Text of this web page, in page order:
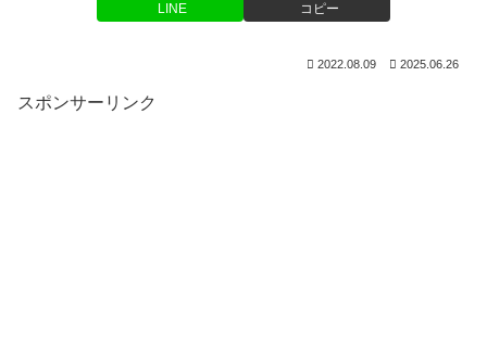
LINE コピー
2022.08.09 2025.06.26
スポンサーリンク